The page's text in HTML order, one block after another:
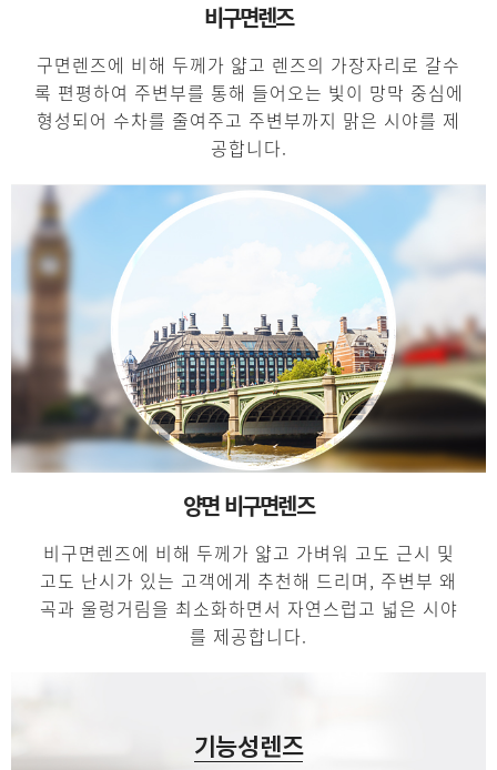
비구면렌즈
구면렌즈에 비해 두께가 얇고 렌즈의 가장자리로 갈수
록 편평하여 주변부를 통해 들어오는 빛이 망막 중심에
형성되어 수차를 줄여주고 주변부까지 맑은 시야를 제
공합니다.
양면 비구면렌즈
비구면렌즈에 비해 두께가 얇고 가벼워 고도 근시 및
고도 난시가 있는 고객에게 추천해 드리며, 주변부 왜
곡과 울렁거림을 최소화하면서 자연스럽고 넓은 시야
를 제공합니다.
기능성렌즈